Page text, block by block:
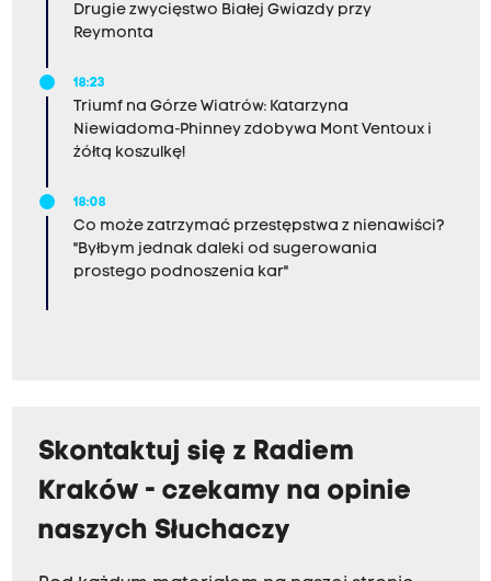
Drugie zwycięstwo Białej Gwiazdy przy
Reymonta
18:23
Triumf na Górze Wiatrów: Katarzyna
Niewiadoma-Phinney zdobywa Mont Ventoux i
żółtą koszulkę!
18:08
Co może zatrzymać przestępstwa z nienawiści?
"Byłbym jednak daleki od sugerowania
prostego podnoszenia kar"
Skontaktuj się z Radiem
Kraków - czekamy na opinie
naszych Słuchaczy